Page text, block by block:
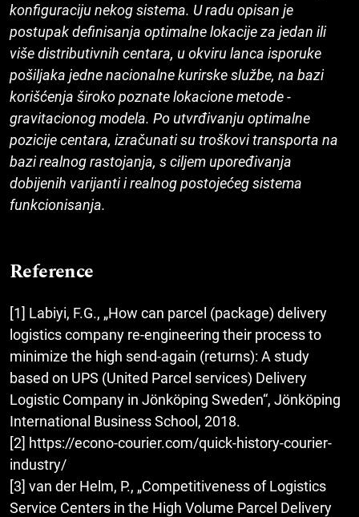
konfiguraciju nekog sistema. U radu opisan je
postupak definisanja optimalne lokacije za jedan ili
više distributivnih centara, u okviru lanca isporuke
pošiljaka jedne nacionalne kurirske službe, na bazi
korišćenja široko poznate lokacione metode -
gravitacionog modela. Po utvrđivanju optimalne
pozicije centara, izračunati su troškovi transporta na
bazi realnog rastojanja, s ciljem upoređivanja
dobijenih varijanti i realnog postojećeg sistema
funkcionisanja.
Reference
[1] Labiyi, F.G., „How can parcel (package) delivery
logistics company re-engineering their process to
minimize the high send-again (returns): A study
based on UPS (United Parcel services) Delivery
Logistic Company in Jönköping Sweden“, Jönköping
International Business School, 2018.
[2] https://econo-courier.com/quick-history-courier-
industry/
[3] van der Helm, P., „Competitiveness of Logistics
Service Centers in the High Volume Parcel Delivery